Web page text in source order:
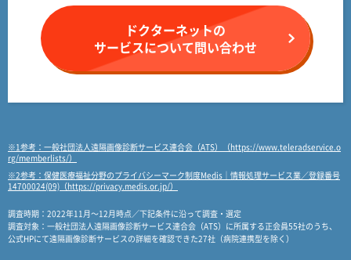
ドクターネットの
サービスについて問い合わせ
※1参考：一般社団法人遠隔画像診断サービス連合会（ATS）（https://www.teleradservice.o
rg/memberlists/）
※2参考：保健医療福祉分野のプライバシーマーク制度Medis｜情報処理サービス業／登録番号
14700024(09)（https://privacy.medis.or.jp/）
調査時期：2022年11月～12月時点／下記条件に沿って調査・選定
調査対象：一般社団法人遠隔画像診断サービス連合会（ATS）に所属する正会員55社のうち、
公式HPにて遠隔画像診断サービスの詳細を確認できた27社（病院連携型を除く）